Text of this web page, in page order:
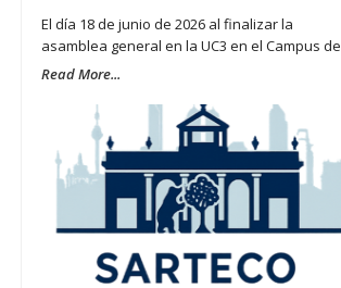
El día 18 de junio de 2026 al finalizar la
asamblea general en la UC3 en el Campus de
Read More...